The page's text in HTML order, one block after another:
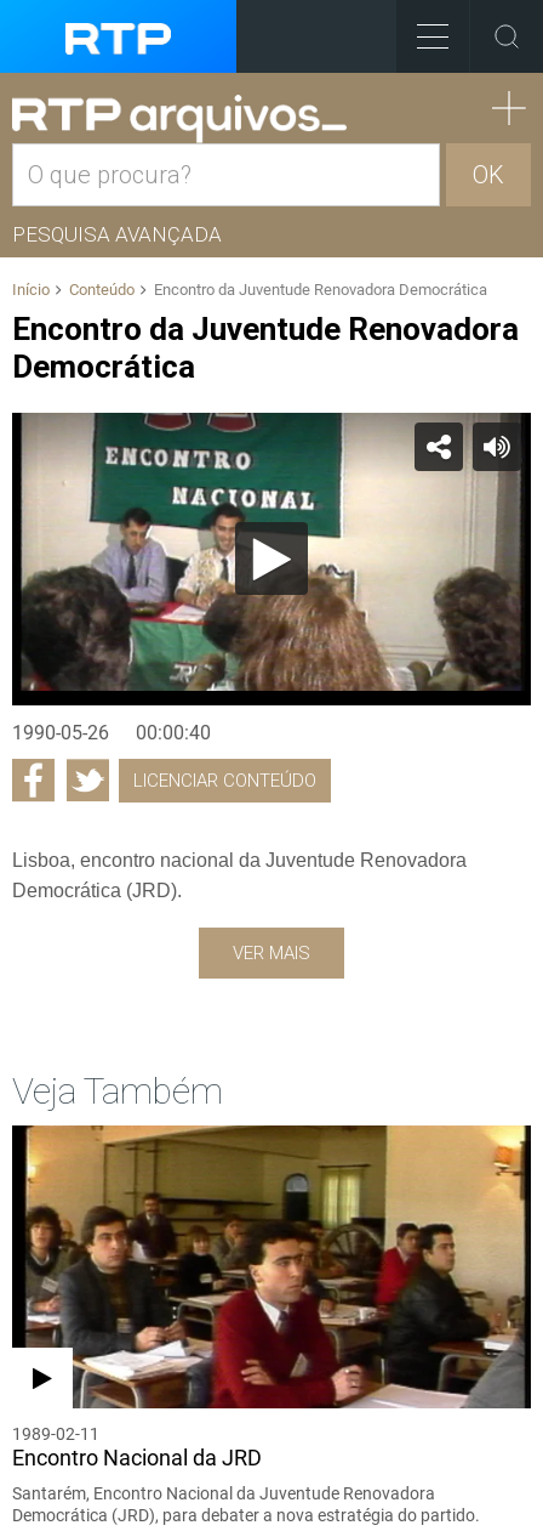
OK
PESQUISA AVANÇADA
Início Conteúdo Encontro da Juventude Renovadora Democrática
Encontro da Juventude Renovadora
Democrática
1990-05-26 00:00:40
LICENCIAR CONTEÚDO
Lisboa, encontro nacional da Juventude Renovadora
Democrática (JRD).
VER MAIS
Veja Também
1989-02-11
Encontro Nacional da JRD
Santarém, Encontro Nacional da Juventude Renovadora
Democrática (JRD), para debater a nova estratégia do partido.